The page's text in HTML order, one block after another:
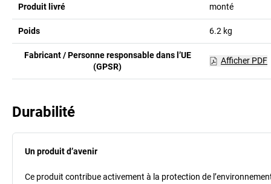
Produit livré monté
Poids 6.2 kg
Fabricant / Personne responsable dans l’UE
(GPSR)
Afficher PDF
Durabilité
Un produit d’avenir
Ce produit contribue activement à la protection de